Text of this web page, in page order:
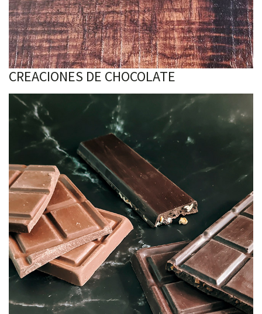
CREACIONES DE CHOCOLATE